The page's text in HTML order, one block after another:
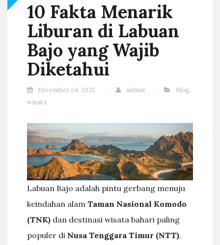
10 Fakta Menarik
Liburan di Labuan
Bajo yang Wajib
Diketahui
December 24, 2025 admin Blog,
wisata
Labuan Bajo adalah pintu gerbang menuju
keindahan alam Taman Nasional Komodo
(TNK) dan destinasi wisata bahari paling
populer di Nusa Tenggara Timur (NTT).